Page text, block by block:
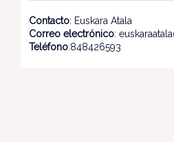
Contacto: Euskara Atala
Correo electrónico:
Teléfono:848426593